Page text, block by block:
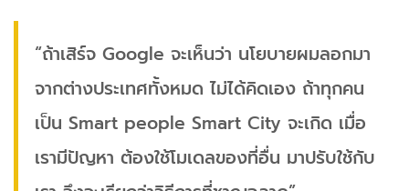
“ถ้าเสิร์จ Google จะเห็นว่า นโยบายผมลอกมา
จากต่างประเทศทั้งหมด ไม่ได้คิดเอง ถ้าทุกคน
เป็น Smart people Smart City จะเกิด เมื่อ
เรามีปัญหา ต้องใช้โมเดลของที่อื่น มาปรับใช้กับ